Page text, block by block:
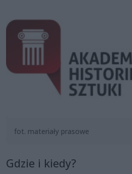
fot. materiały prasowe
Gdzie i kiedy?